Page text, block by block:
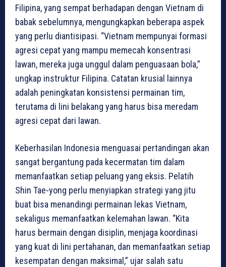
Filipina, yang sempat berhadapan dengan Vietnam di
babak sebelumnya, mengungkapkan beberapa aspek
yang perlu diantisipasi. “Vietnam mempunyai formasi
agresi cepat yang mampu memecah konsentrasi
lawan, mereka juga unggul dalam penguasaan bola,”
ungkap instruktur Filipina. Catatan krusial lainnya
adalah peningkatan konsistensi permainan tim,
terutama di lini belakang yang harus bisa meredam
agresi cepat dari lawan.
Keberhasilan Indonesia menguasai pertandingan akan
sangat bergantung pada kecermatan tim dalam
memanfaatkan setiap peluang yang eksis. Pelatih
Shin Tae-yong perlu menyiapkan strategi yang jitu
buat bisa menandingi permainan lekas Vietnam,
sekaligus memanfaatkan kelemahan lawan. “Kita
harus bermain dengan disiplin, menjaga koordinasi
yang kuat di lini pertahanan, dan memanfaatkan setiap
kesempatan dengan maksimal,” ujar salah satu